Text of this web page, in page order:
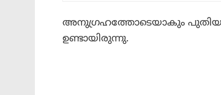
അനുഗ്രഹത്തോടെയാകും പുതിയ
ഉണ്ടായിരുന്നു.